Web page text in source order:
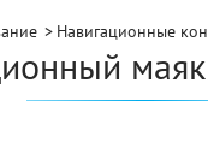
Навигационные